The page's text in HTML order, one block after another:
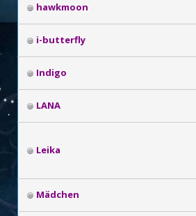
hawkmoon
i-butterfly
Indigo
LANA
Leika
Mädchen